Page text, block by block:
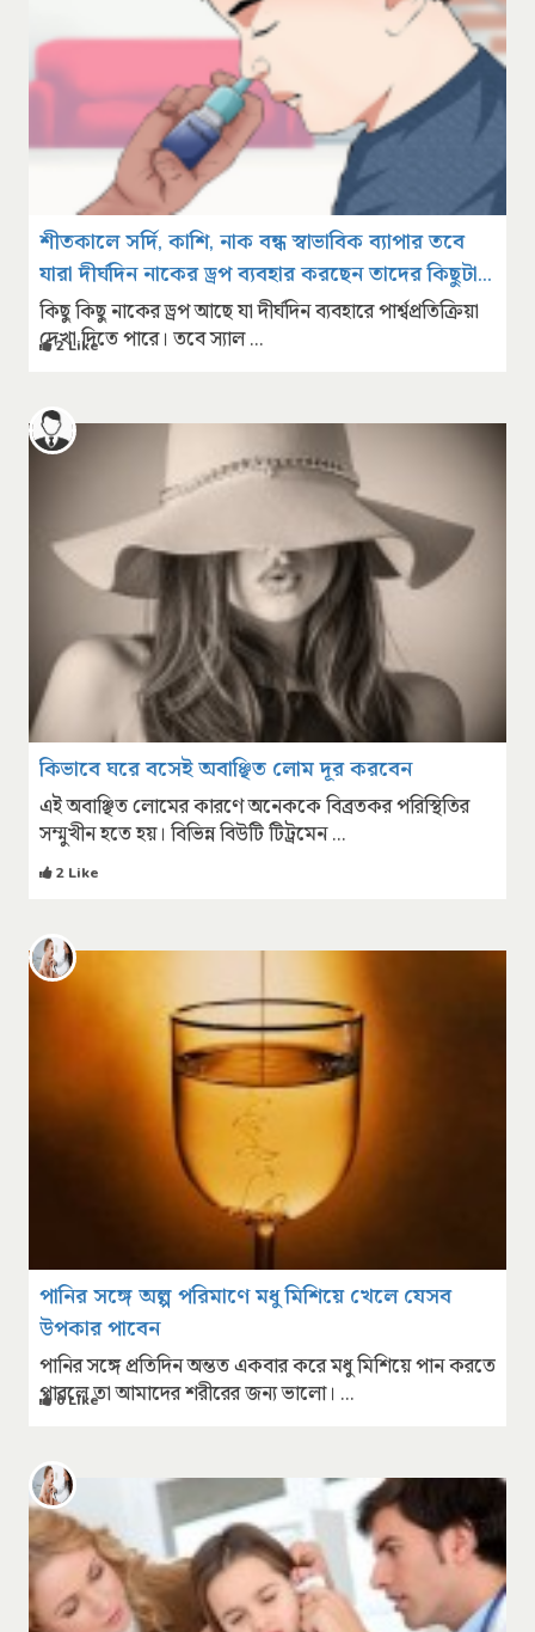
শীতকালে সর্দি, কাশি, নাক বন্ধ স্বাভাবিক ব্যাপার তবে
যারা দীর্ঘদিন নাকের ড্রপ ব্যবহার করছেন তাদের কিছুটা
সতর্ক হওয়া দরকার
কিছু কিছু নাকের ড্রপ আছে যা দীর্ঘদিন ব্যবহারে পার্শ্বপ্রতিক্রিয়া
দেখা দিতে পারে। তবে স্যাল ...
2 Like
কিভাবে ঘরে বসেই অবাঞ্ছিত লোম দূর করবেন
এই অবাঞ্ছিত লোমের কারণে অনেককে বিব্রতকর পরিস্থিতির
সম্মুখীন হতে হয়। বিভিন্ন বিউটি টিট্রমেন ...
2 Like
পানির সঙ্গে অল্প পরিমাণে মধু মিশিয়ে খেলে যেসব
উপকার পাবেন
পানির সঙ্গে প্রতিদিন অন্তত একবার করে মধু মিশিয়ে পান করতে
পারলে তা আমাদের শরীরের জন্য ভালো। ...
0 Like